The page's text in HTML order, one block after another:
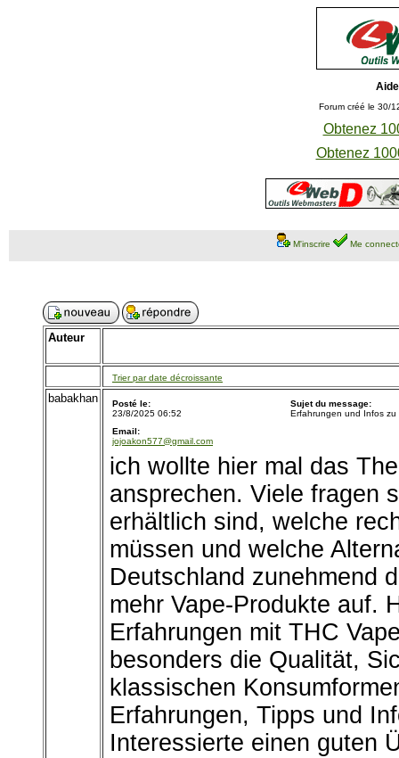
Forum créé le 30/
Obtenez
Obtenez
M'inscrire Me
Auteur
Trier par date décroissante
babakhan
Posté le:
23/8/2025 06:52
Sujet du message:
Erfahrungen und Infos zu
Email:
jojoakon577@gmail.com
ich wollte hier mal das
ansprechen. Viele fragen
erhältlich sind, welche
müssen und welche
Deutschland zunehmend
mehr Vape-Produkte auf.
Erfahrungen mit THC
besonders die Qualität,
klassischen
Erfahrungen, Tipps und
Interessierte einen guten